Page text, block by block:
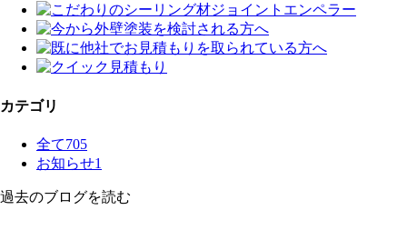
カテゴリ
全て705
お知らせ1
過去のブログを読む